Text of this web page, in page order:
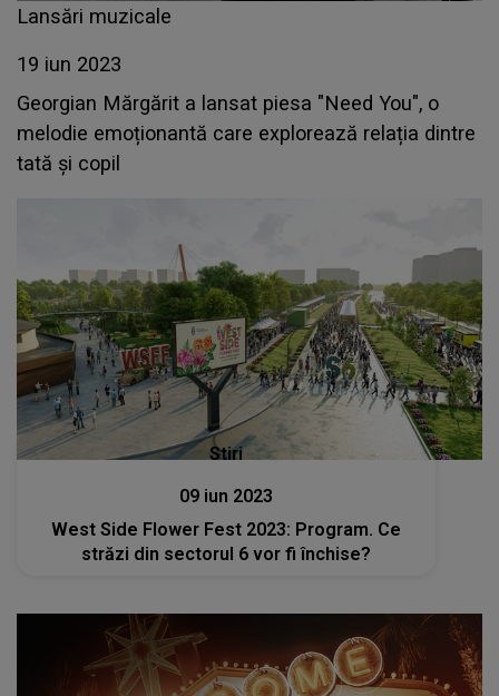
Lansări muzicale
19 iun 2023
Georgian Mărgărit a lansat piesa "Need You", o
melodie emoționantă care explorează relația dintre
tată și copil
Stiri
09 iun 2023
West Side Flower Fest 2023: Program. Ce
străzi din sectorul 6 vor fi închise?